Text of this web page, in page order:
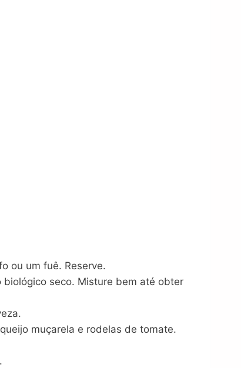
ou um fuê. Reserve.
seco. Misture bem até obter
muçarela e rodelas de tomate.